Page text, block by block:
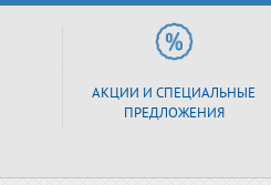
АКЦИИ И СПЕЦИАЛЬНЫЕ
ПРЕДЛОЖЕНИЯ